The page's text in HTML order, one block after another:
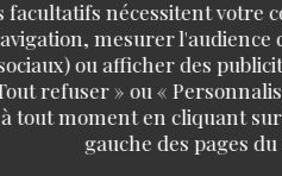
facultatifs nécessitent votre
mesurer l'audience
ou afficher des
refuser » ou «
tout moment en cliquant
gauche des pages du